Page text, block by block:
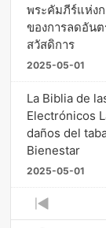
พระคัมภีร์แห่ง
ของการลดอัน
สวัสดิการ
2025-05-01
La Biblia de
Electrónicos
daños del
Bienestar
2025-05-01
Previous